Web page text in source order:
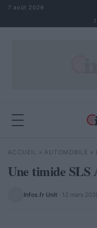
Aller au contenu
7 août 2026
Rechercher
ACCUEIL » AUTOMOBILE »
Une timide
Infos.fr Unit · 12 mars